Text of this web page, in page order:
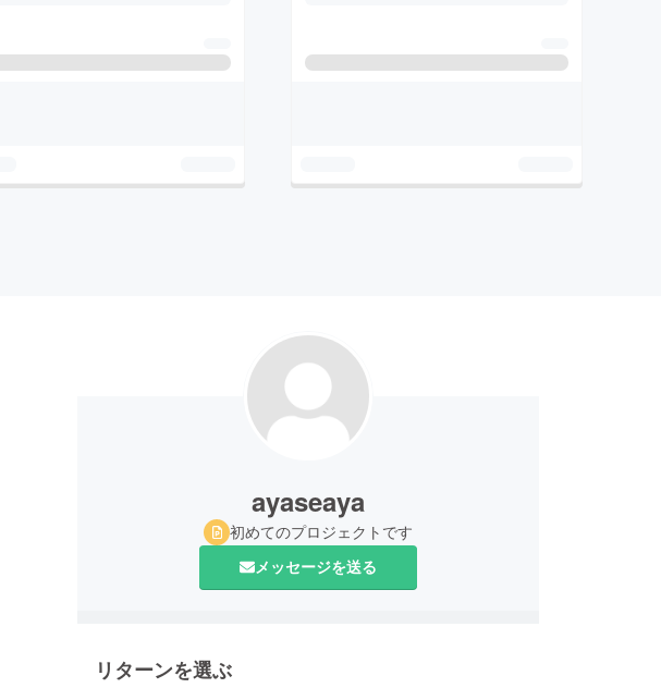
ayaseaya
初めてのプロジェクトです
メッセージを送る
リターンを選ぶ